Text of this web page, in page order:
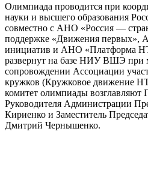
Олимпиада проводится при
науки и высшего образования
совместно с АНО «Россия —
поддержке «Движения первых»,
инициатив и АНО «Платформа
развернут на базе НИУ ВШЭ при
сопровождении Ассоциации
кружков (Кружковое движение
комитет олимпиады возглавляют
Руководителя Администрации
Кириенко и Заместитель
Дмитрий Чернышенко.